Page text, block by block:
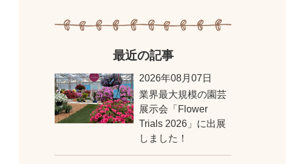
最近の記事
2026年08月07日
業界最大規模の園芸
展示会「Flower
Trials 2026」に出展
しました！